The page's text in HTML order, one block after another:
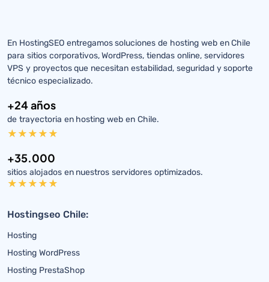
En HostingSEO entregamos soluciones de hosting web en Chile
para sitios corporativos, WordPress, tiendas online, servidores
VPS y proyectos que necesitan estabilidad, seguridad y soporte
técnico especializado.
+24 años
de trayectoria en hosting web en Chile.
+35.000
sitios alojados en nuestros servidores optimizados.
Hostingseo Chile:
Hosting
Hosting WordPress
Hosting PrestaShop